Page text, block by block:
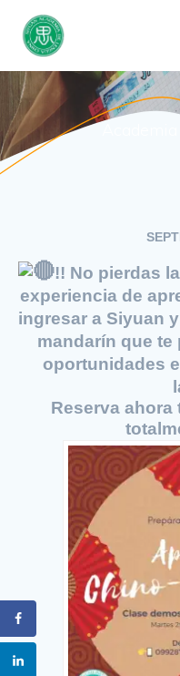
!! No pierdas
experiencia de
ingresar a Siyuan
mandarín que te
oportunidades
Reserva